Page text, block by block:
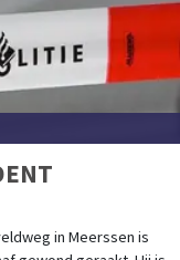
in Meerssen is